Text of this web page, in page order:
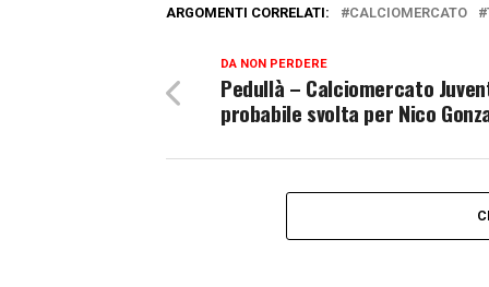
ARGOMENTI CORRELATI: CALCIOMERCATO
DA NON PERDERE
Pedullà – Calciomercato
probabile svolta per Nico